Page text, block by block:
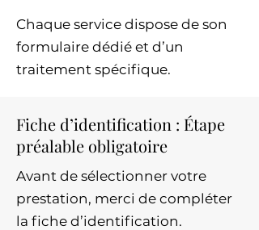
Chaque service dispose de son
formulaire dédié et d’un
traitement spécifique.
Fiche d’identification : Étape
préalable obligatoire
Avant de sélectionner votre
prestation, merci de compléter
la fiche d’identification.